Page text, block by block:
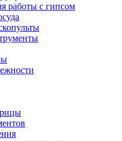
работы с гипсом